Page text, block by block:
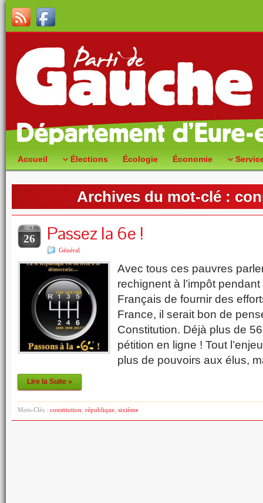
Accueil Élections Écologie Économie
Archives du mot-clé :
OCT
26 Passez la 6e !
Général
Avec tous ces pauvres
rechignent à l’impôt
Français de fournir des
France, il serait bon de
Constitution. Déjà plus de
pétition en ligne ! Tout
plus de pouvoirs aux élus,
Lire la Suite »
Mots-Clés : constitution république sixième